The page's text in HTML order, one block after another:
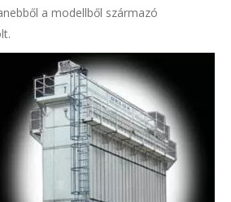
a modellből származó